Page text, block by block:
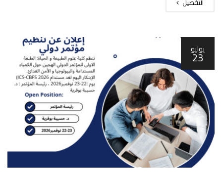
التفصيل
يوليو
23